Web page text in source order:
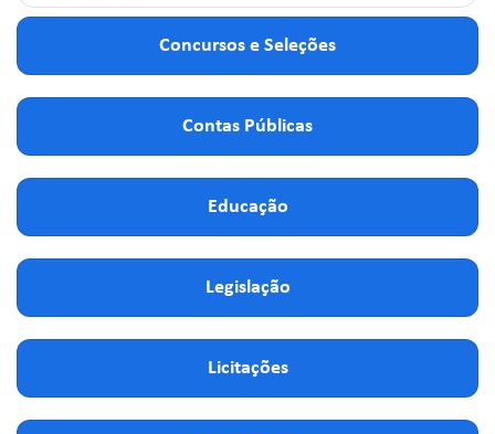
Concursos e Seleções
Contas Públicas
Educação
Legislação
Licitações